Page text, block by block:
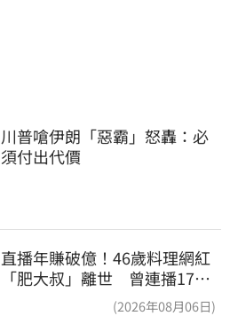
川普嗆伊朗「惡霸」怒轟：必
須付出代價
直播年賺破億！46歲料理網紅
「肥大叔」離世 曾連播17小
(2026年08月06日)